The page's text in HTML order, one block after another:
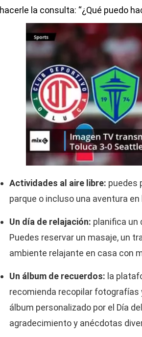
hacerle la consulta: “¿Qué puedo
Actividades al aire libre: puedes
parque o incluso una aventura
Un día de relajación: planifica un
Puedes reservar un masaje, un
ambiente relajante en casa con
Un álbum de recuerdos: la
recomienda recopilar fotografías
álbum personalizado por el Día
agradecimiento y anécdotas